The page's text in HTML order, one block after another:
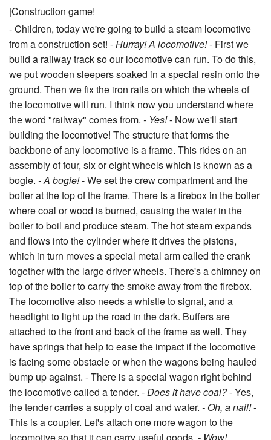
|Construction game!
- Children, today we're going to build a steam locomotive
from a construction set! - Hurray! A locomotive!- First we
build a railway track so our locomotive can run. To do this,
we put wooden sleepers soaked in a special resin onto the
ground. Then we fix the iron rails on which the wheels of
the locomotive will run. I think now you understand where
the word "railway" comes from. - Yes!- Now we'll start
building the locomotive! The structure that forms the
backbone of any locomotive is a frame. This rides on an
assembly of four, six or eight wheels which is known as a
bogie. - A bogie!- We set the crew compartment and the
boiler at the top of the frame. There is a firebox in the boiler
where coal or wood is burned, causing the water in the
boiler to boil and produce steam. The hot steam expands
and flows into the cylinder where it drives the pistons,
which in turn moves a special metal arm called the crank
together with the large driver wheels. There's a chimney on
top of the boiler to carry the smoke away from the firebox.
The locomotive also needs a whistle to signal, and a
headlight to light up the road in the dark. Buffers are
attached to the front and back of the frame as well. They
have springs that help to ease the impact if the locomotive
is facing some obstacle or when the wagons being hauled
bump up against. - There is a special wagon right behind
the locomotive called a tender. - Does it have coal?- Yes,
the tender carries a supply of coal and water. - Oh, a nail!-
This is a coupler. Let's attach one more wagon to the